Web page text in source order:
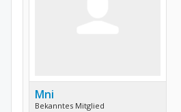
Mni
Bekanntes Mitglied